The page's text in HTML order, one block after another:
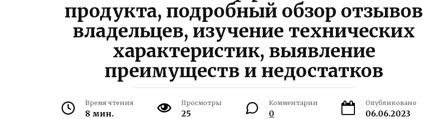
продукта, подробный обзор отзывов
владельцев, изучение технических
характеристик, выявление
преимуществ и недостатков
Время чтения
8 мин.
Просмотры
25
Комментарии
0
Опубликовано
06.06.2023